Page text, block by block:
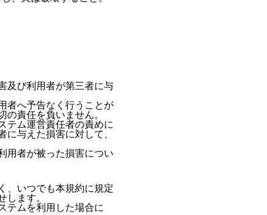
及び利用者が第三者に与
者へ予告なく行うことが
責任を負いません。
テム運営責任者の責めに
与えた損害に対して、
用者が被った損害につい
、いつでも本規約に規定
します。
テムを利用した場合に